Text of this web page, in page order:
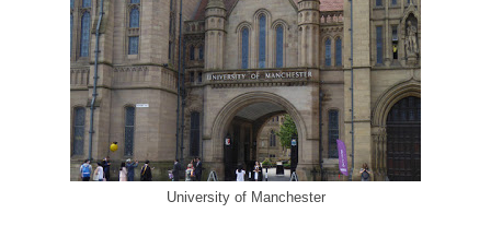
University of Manchester